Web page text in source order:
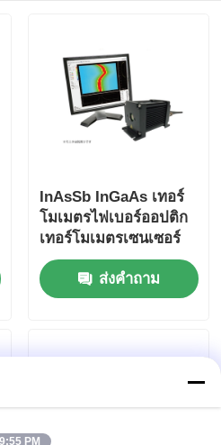
ากาศ
าศภายนอก
InAsSb InGaAs เทอร์
โมเมตรไฟเบอร์ออปติก
เทอร์โมเมตรเซนเซอร์
เส้นตรง
ส่งคำถาม
9:55 PM